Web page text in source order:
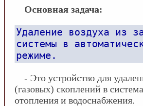
Основная задача:
Удаление воздуха из
системы в
режиме.
- Это устройство для
(газовых) скоплений в
отопления и водоснабжения.